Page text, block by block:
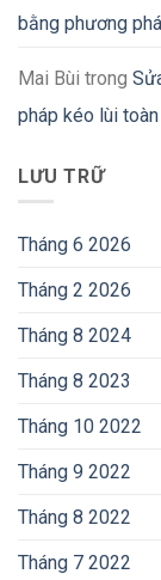
bằng phương
Mai Bùi trong
pháp kéo lùi
LƯU TRỮ
Tháng 6 2026
Tháng 2 2026
Tháng 8 2024
Tháng 8 2023
Tháng 10 2022
Tháng 9 2022
Tháng 8 2022
Tháng 7 2022